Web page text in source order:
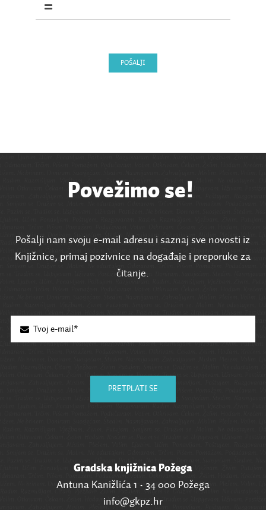
POŠALJI
Povežimo se!
Pošalji nam svoju e-mail adresu i saznaj sve novosti iz
Knjižnice, primaj pozivnice na događaje i preporuke za
čitanje.
PRETPLATI SE
Gradska knjižnica Požega
Antuna Kanižlića 1 • 34 000 Požega
info@gkpz.hr